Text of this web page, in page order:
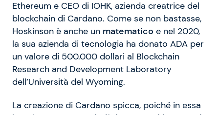
Ethereum e CEO di IOHK, azienda creatrice del
blockchain di Cardano. Come se non bastasse,
Hoskinson è anche un matematico e nel 2020,
la sua azienda di tecnologia ha donato ADA per
un valore di 500.000 dollari al Blockchain
Research and Development Laboratory
dell’Università del Wyoming.
La creazione di Cardano spicca, poiché in essa